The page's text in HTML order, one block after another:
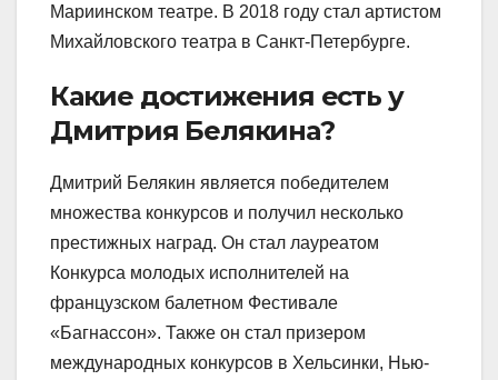
Мариинском театре. В 2018 году стал артистом
Михайловского театра в Санкт-Петербурге.
Какие достижения есть у
Дмитрия Белякина?
Дмитрий Белякин является победителем
множества конкурсов и получил несколько
престижных наград. Он стал лауреатом
Конкурса молодых исполнителей на
французском балетном Фестивале
«Багнассон». Также он стал призером
международных конкурсов в Хельсинки, Нью-